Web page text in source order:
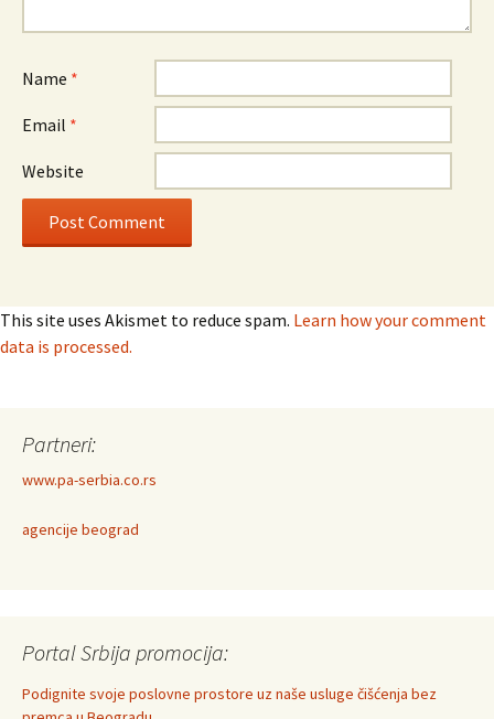
Name *
Email *
Website
This site uses Akismet to reduce spam. Learn how your comment
data is processed.
Partneri:
www.pa-serbia.co.rs
agencije beograd
Portal Srbija promocija:
Podignite svoje poslovne prostore uz naše usluge čišćenja bez